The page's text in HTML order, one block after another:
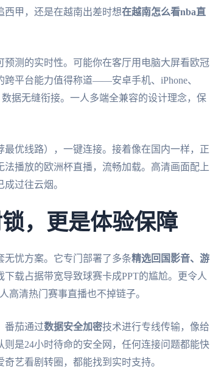
西甲，还是在越南出差时想在越南怎么看nba直
测的实时性。可能你在客厅用电脑大屏看欧冠
平台能力值得称道——安卓手机、iPhone、
据无缝衔接。一人多端全兼容的设计理念，保
优线路），一键连接。接着像在国内一样，正
播放的欧洲杯直播，流畅加载。高清画面配上
过往云烟。
，更是体验保障
无忧方案。它专门部署了多条精选回国影音、游
载占据带宽导致球赛卡成PPT的尴尬。更令人
高清热门赛事直播也不掉链子。
番茄通过数据安全加密技术进行专线传输，像给
则是24小时待命的安全网，任何连接问题都能快
艺看剧转圈，都能找到实时支持。